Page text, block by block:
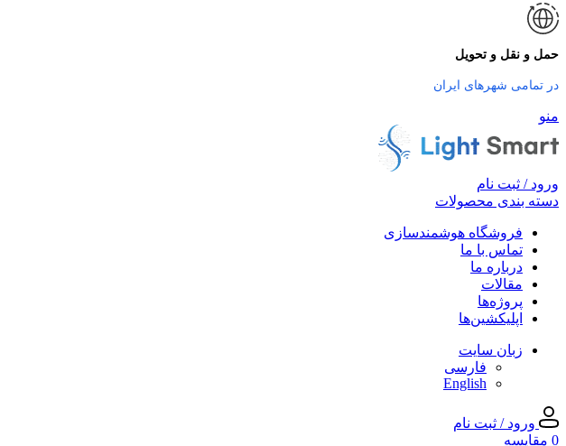
حمل و نقل و تحویل
در تمامی شهرهای ایران
منو
ورود / ثبت نام
دسته بندی محصولات
فروشگاه هوشمندسازی
تماس با ما
درباره ما
مقالات
پروژه‌ها
اپلیکشین‌ها
زبان سایت
فارسی
English
ورود / ثبت نام
0 مقایسه